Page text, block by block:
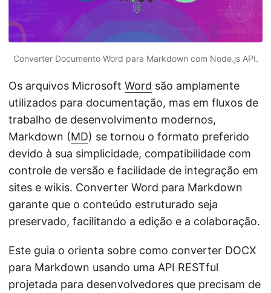
Converter Documento Word para Markdown com Node.js API.
Os arquivos Microsoft Word são amplamente
utilizados para documentação, mas em fluxos de
trabalho de desenvolvimento modernos,
Markdown (MD) se tornou o formato preferido
devido à sua simplicidade, compatibilidade com
controle de versão e facilidade de integração em
sites e wikis. Converter Word para Markdown
garante que o conteúdo estruturado seja
preservado, facilitando a edição e a colaboração.
Este guia o orienta sobre como converter DOCX
para Markdown usando uma API RESTful
projetada para desenvolvedores que precisam de